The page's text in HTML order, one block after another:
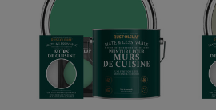
formule
antirouille
tout
déclenché